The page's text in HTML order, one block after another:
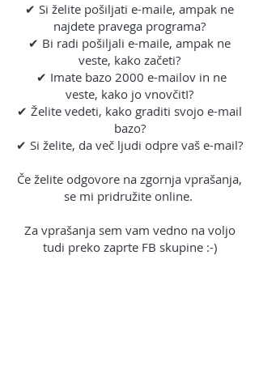
✔ Si želite pošiljati e-maile, ampak ne
najdete pravega programa?
✔ Bi radi pošiljali e-maile, ampak ne
veste, kako začeti?
✔ Imate bazo 2000 e-mailov in ne
veste, kako jo vnovčitI?
✔ Želite vedeti, kako graditi svojo e-mail
bazo?
✔ Si želite, da več ljudi odpre vaš e-mail?
Če želite odgovore na zgornja vprašanja,
se mi pridružite online.
Za vprašanja sem vam vedno na voljo
tudi preko zaprte FB skupine :-)